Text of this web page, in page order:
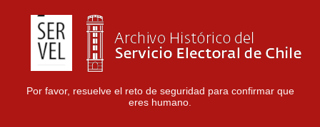
Por favor, resuelve el reto de seguridad para confirmar que
eres humano.